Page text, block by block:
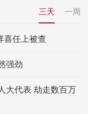
三天 一周
喜任上被查
强劲
大代表 劫走数百万